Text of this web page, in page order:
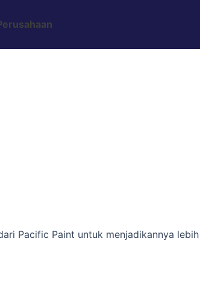
Pacific Paint untuk menjadikannya lebih